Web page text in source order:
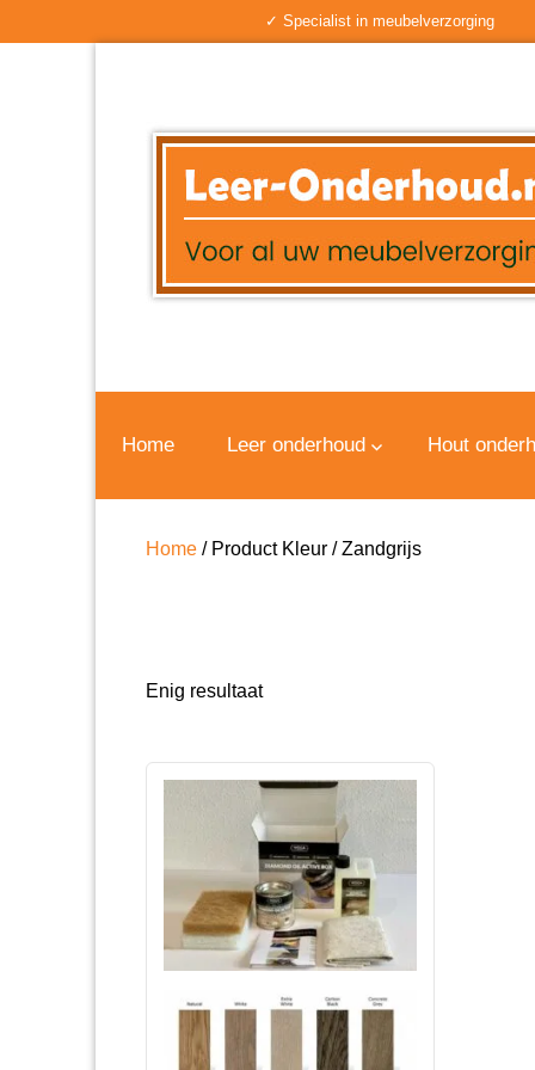
✓ Specialist in meubelverzorging
Home Leer onderhoud Hout
Home/ Product Kleur / Zandgrijs
Enig resultaat